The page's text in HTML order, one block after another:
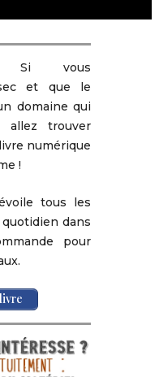
Si vous
et que le
domaine qui
allez trouver
numérique
!
tous les
dans
pour